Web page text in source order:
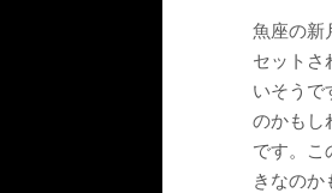
魚座の新
セットさ
いそうで
のかもし
です。こ
きなのか